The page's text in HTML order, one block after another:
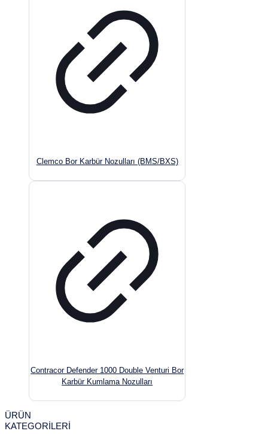
Clemco Bor Karbür Nozulları (BMS/BXS)
Contracor Defender 1000 Double Venturi Bor
Karbür Kumlama Nozulları
ÜRÜN
KATEGORİLERİ